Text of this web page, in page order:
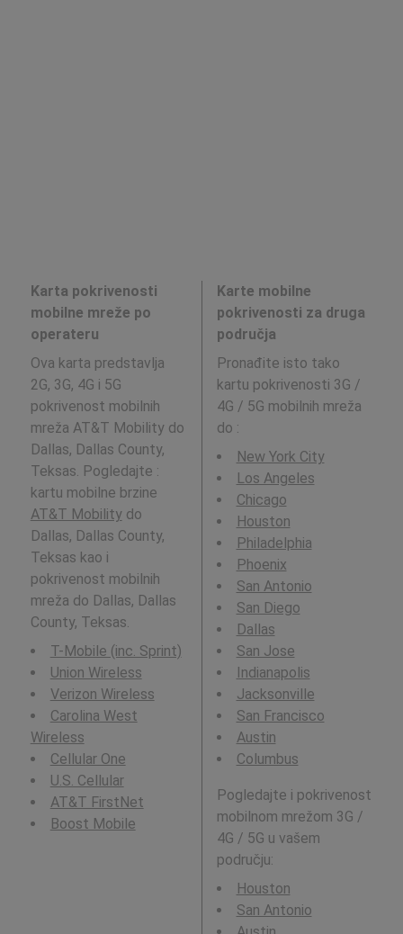
Karta pokrivenosti
mobilne mreže po
operateru
Ova karta predstavlja
2G, 3G, 4G i 5G
pokrivenost mobilnih
mreža AT&T Mobility do
Dallas, Dallas County,
Teksas. Pogledajte :
kartu mobilne brzine
AT&T Mobilitydo
Dallas, Dallas County,
Teksas kao i
pokrivenost mobilnih
mreža do Dallas, Dallas
County, Teksas.
T-Mobile (inc. Sprint)
Union Wireless
Verizon Wireless
Carolina West
Wireless
Cellular One
U.S. Cellular
AT&T FirstNet
Boost Mobile
Karte mobilne
pokrivenosti za druga
područja
Pronađite isto tako
kartu pokrivenosti 3G /
4G / 5G mobilnih mreža
do :
New York City
Los Angeles
Chicago
Houston
Philadelphia
Phoenix
San Antonio
San Diego
Dallas
San Jose
Indianapolis
Jacksonville
San Francisco
Austin
Columbus
Pogledajte i pokrivenost
mobilnom mrežom 3G /
4G / 5G u vašem
području:
Houston
San Antonio